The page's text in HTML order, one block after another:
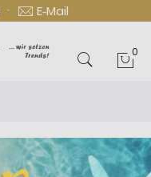
· E‑Mail
0